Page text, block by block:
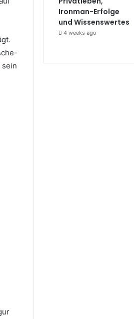
sein
Ironman-Erfolge
und Wissenswertes
4 weeks ago